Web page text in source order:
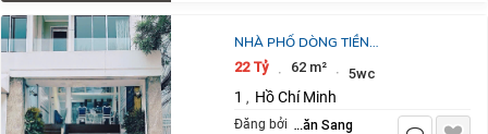
NHÀ PHỐ DÒNG TIỀN
2.000USD/THÁNG - GẦN CHỢ BẾN
THÀNH - 4 TẦNG, 62M2 – CHỈ 22 TỶ
- ĐƯỜNG THÔNG, ÔTÔ
22 Tỷ · 62 m² · 5wc
1 , Hồ Chí Minh
Đăng bởi Nguyễn Văn Sang